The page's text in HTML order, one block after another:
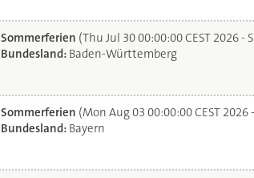
Sommerferien (Thu Jul 30 00:00:00 CEST 2026 -
Bundesland: Baden-Württemberg
Sommerferien (Mon Aug 03 00:00:00 CEST 2026
Bundesland: Bayern